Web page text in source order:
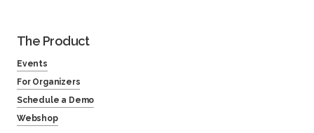
The Product
Events
For Organizers
Schedule a Demo
Webshop